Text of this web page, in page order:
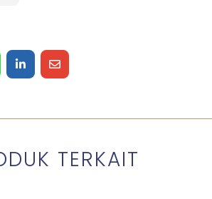
Twitter
on WhatsApp
Share on LinkedIn
Share on Mail
TERKAIT